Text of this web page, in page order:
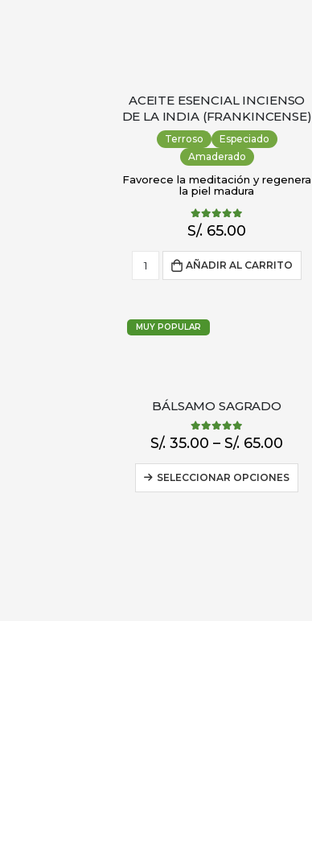
ACEITE ESENCIAL INCIENSO
DE LA INDIA (FRANKINCENSE)
Terroso
Especiado
Amaderado
Favorece la meditación y regenera
la piel madura
4.89out of 5
S/. 65.00
AÑADIR AL CARRITO
MUY POPULAR
BÁLSAMO SAGRADO
4.88 out of 5
S/. 35.00 –S/. 65.00
SELECCIONAR OPCIONES